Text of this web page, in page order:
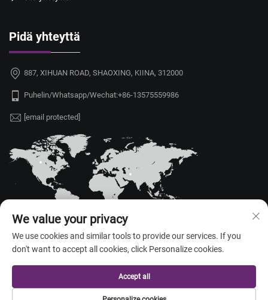
Pidä yhteyttä
887, XIHUAN ROAD, SHAOXING, KIINA, 312000
Puhelin/Whatsapp/Wechat:+86-13575559986
[email protected]
oikeudet pidätetty. —
Tietosuojakäytäntö
We value your privacy
We use cookies and similar tools to provide our services. If you
don't want to accept all cookies, click Personalize cookies.
Accept all